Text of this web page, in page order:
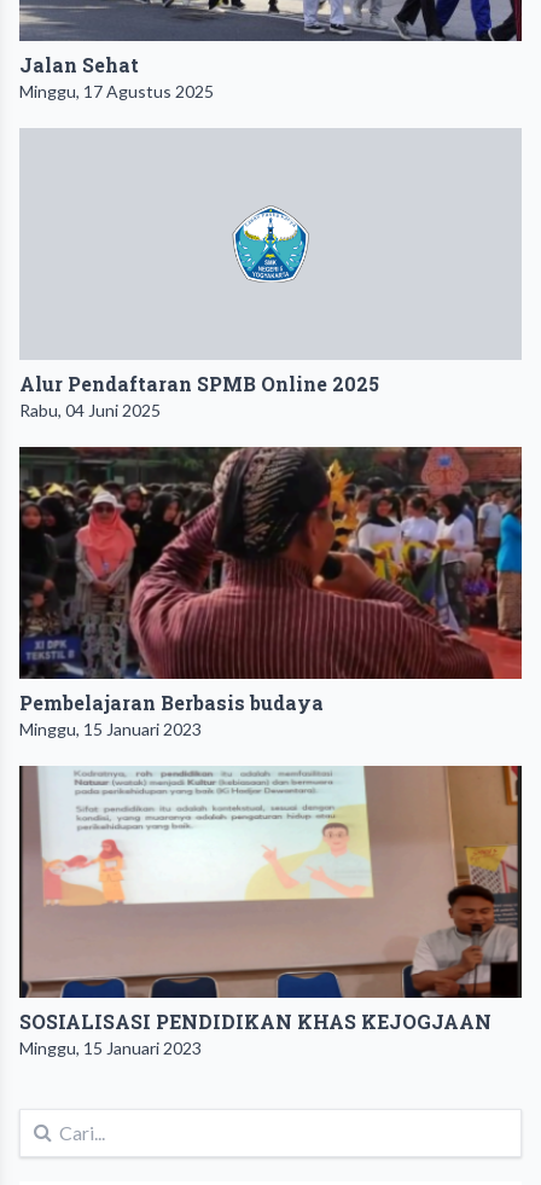
Jalan Sehat
Minggu, 17 Agustus 2025
Alur Pendaftaran SPMB Online 2025
Rabu, 04 Juni 2025
Pembelajaran Berbasis budaya
Minggu, 15 Januari 2023
SOSIALISASI PENDIDIKAN KHAS KEJOGJAAN
Minggu, 15 Januari 2023